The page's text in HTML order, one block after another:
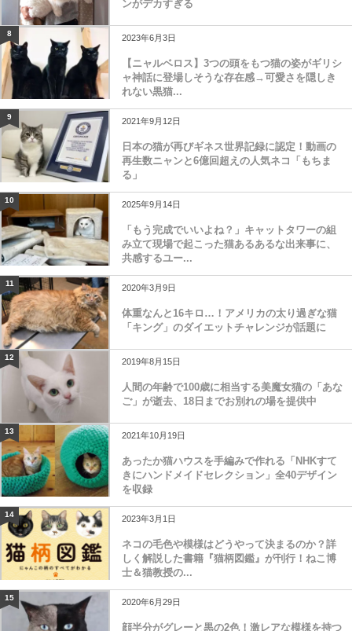
ンがデカすぎる
8 2023年6月3日
【ニャルベロス】3つの頭をもつ猫の姿がギリシ
ャ神話に登場しそうな存在感→可愛さを隠しき
れない黒猫...
9 2021年9月12日
日本の猫が再びギネス世界記録に認定！動画の
再生数ニャンと6億回超えの人気ネコ「もちま
る」
10 2025年9月14日
「もう完成でいいよね？」キャットタワーの組
み立て現場で起こった猫あるあるな出来事に、
共感するユー...
11 2020年3月9日
体重なんと16キロ…！アメリカの太り過ぎな猫
「キング」のダイエットチャレンジが話題に
12 2019年8月15日
人間の年齢で100歳に相当する美魔女猫の「あな
ご」が逝去、18日までお別れの場を提供中
13 2021年10月19日
あったか猫ハウスを手編みで作れる「NHKすて
きにハンドメイドセレクション」全40デザイン
を収録
14 2023年3月1日
ネコの毛色や模様はどうやって決まるのか？詳
しく解説した書籍『猫柄図鑑』が刊行！ねこ博
士＆猫教授の...
15 2020年6月29日
顔半分がグレーと黒の2色！激レアな模様を持つ